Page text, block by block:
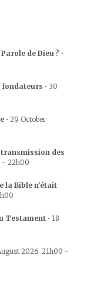
de Dieu ? •
fondateurs • 30
• 29 October
transmission des
- 22h00
la Bible n’était
Testament • 18
2026 21h00 -